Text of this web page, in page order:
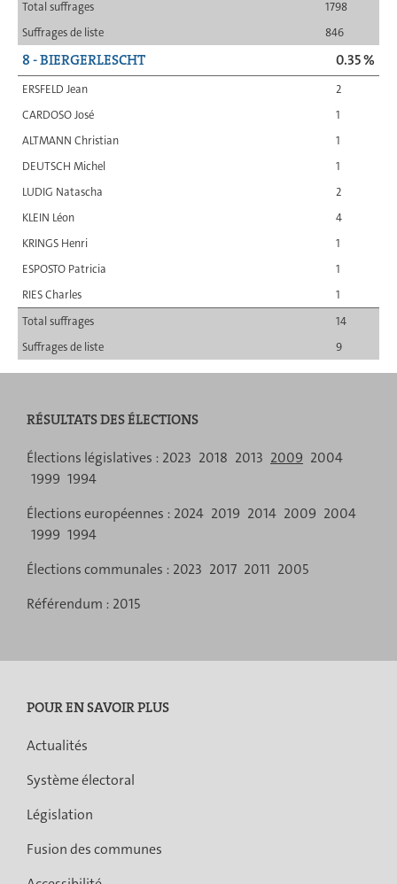
Total suffrages
1798
Suffrages de liste
846
8 - BIERGERLESCHT 0.35 %
Total suffrages
14
Suffrages de liste
9
ERSFELD Jean
2
CARDOSO José
1
ALTMANN Christian
1
DEUTSCH Michel
1
LUDIG Natascha
2
KLEIN Léon
4
KRINGS Henri
1
ESPOSTO Patricia
1
RIES Charles
1
Menu
de
navigation
RÉSULTATS DES ÉLECTIONS
Élections législatives : 2023 2018 2013 2009 2004
1999 1994
Élections européennes : 2024 2019 2014 2009 2004
1999 1994
Élections communales : 2023 2017 2011 2005
Référendum : 2015
POUR EN SAVOIR PLUS
Actualités
Système électoral
Législation
Fusion des communes